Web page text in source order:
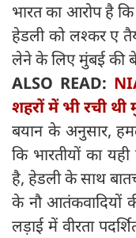
भारत का आरोप है
हेडली को लश्कर ए
लेने के लिए मुंबई की
ALSO READ:
शहरों में भी रची
बयान के अनुसार,
कि भारतीयों का
है, हेडली के साथ
के नौ आतंकवादियों
लड़ाई में वीरता